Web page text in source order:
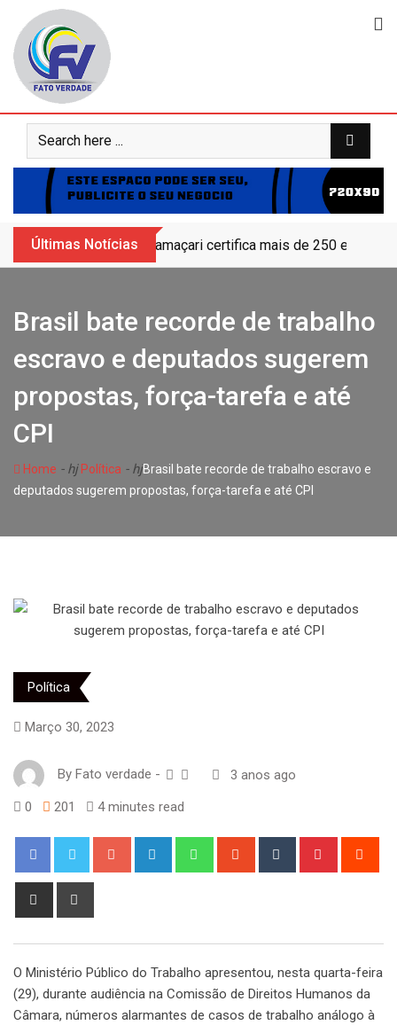
content
Últimas Notícias Camaçari certifica mais de 250
Brasil bate recorde de trabalho
escravo e deputados sugerem
propostas, força-tarefa e até
CPI
Home - hjPolítica - hjBrasil bate recorde de trabalho escravo e
deputados sugerem propostas, força-tarefa e até CPI
Política
Março 30, 2023
By Fato verdade - 3 anos ago
0 201 4 minutes read
Google+ LinkedIn WhatsappStumbleUpon
Tumblr Pinterest
Share
O Ministério Público do Trabalho apresentou, nesta quarta-feira
(29), durante audiência na Comissão de Direitos Humanos da
Câmara, números alarmantes de casos de trabalho análogo à